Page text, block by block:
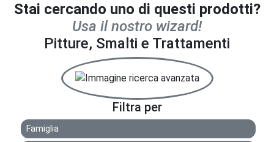
Stai cercando uno di questi prodotti?
Usa il nostro wizard!
Pitture, Smalti e Trattamenti
Filtra per
Famiglia